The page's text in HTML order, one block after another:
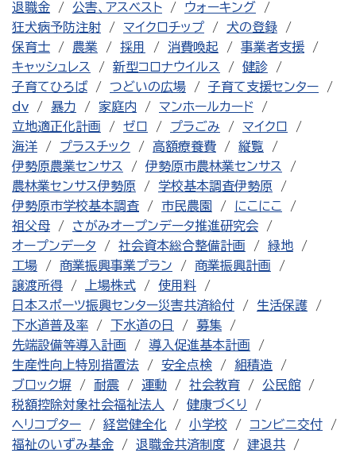
退職金
公害、アスベスト
ウォーキング
狂犬病予防注射
マイクロチップ
犬の登録
保育士
農業 採用 消費喚起
事業者支援
キャッシュレス
新型コロナウイルス
健診
子育てひろば
つどいの広場
子育て支援センター
dv
暴力 家庭内
マンホールカード
立地適正化計画
ゼロ プラごみ
マイクロ
海洋
プラスチック 高額療養費
縦覧
伊勢原農業センサス
伊勢原市農林業センサス
農林業センサス伊勢原
学校基本調査伊勢原
伊勢原市学校基本調査
市民農園
にこにこ
祖父母
さがみオープンデータ推進研究会
オープンデータ
社会資本総合整備計画
緑地
工場
商業振興事業プラン
商業振興計画
譲渡所得
上場株式
使用料
日本スポーツ振興センター災害共済給付
生活保護
下水道普及率
下水道の日
募集
先端設備等導入計画
導入促進基本計画
生産性向上特別措置法
安全点検
組積造
ブロック塀
耐震 運動 社会教育
公民館
税額控除対象社会福祉法人
健康づくり
ヘリコプター
経営健全化 小学校
コンビニ交付
福祉のいずみ基金
退職金共済制度
建退共